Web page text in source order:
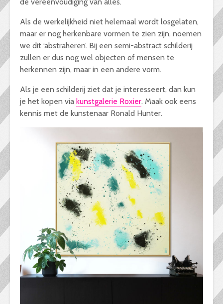
Als de werkelijkheid niet helemaal wordt losgelaten,
maar er nog herkenbare vormen te zien zijn, noemen
we dit ‘abstraheren’. Bij een semi-abstract schilderij
zullen er dus nog wel objecten of mensen te
herkennen zijn, maar in een andere vorm.
Als je een schilderij ziet dat je interesseert, dan kun
je het kopen via kunstgalerie Roxier. Maak ook eens
kennis met de kunstenaar Ronald Hunter.